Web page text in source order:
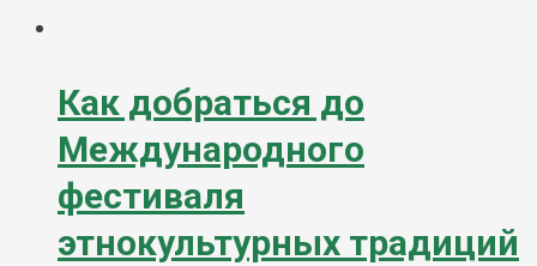
Как добраться до
Международного
фестиваля
этнокультурных традиций